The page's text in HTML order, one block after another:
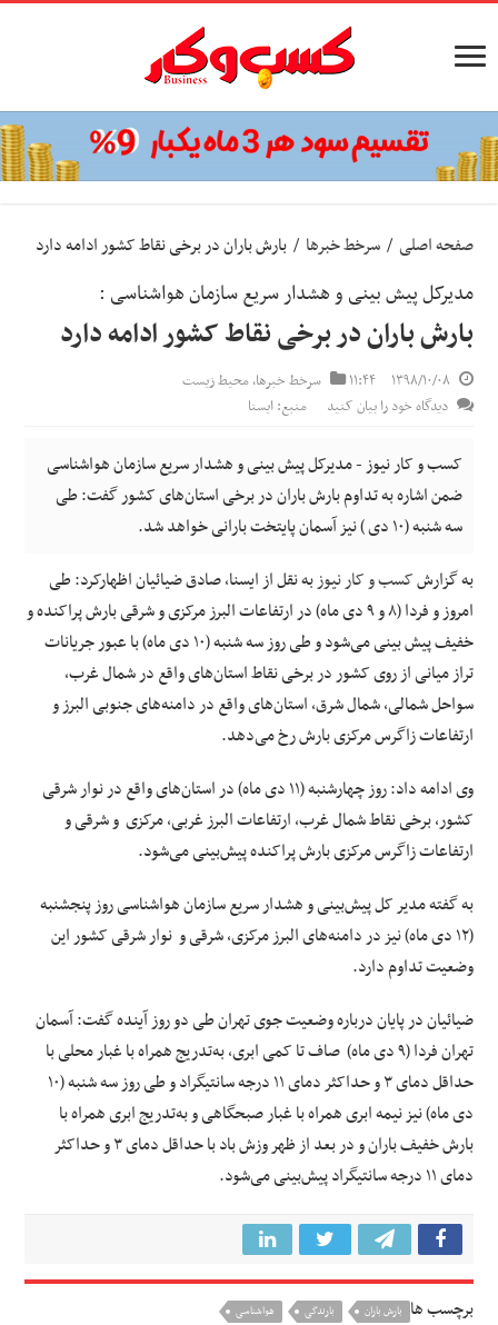
صفحه اصلی / سرخط خبرها / بارش باران در برخی نقاط کشور ادامه دارد
مدیرکل پیش بینی و هشدار سریع سازمان هواشناسی :
بارش باران در برخی نقاط کشور ادامه دارد
۱۳۹۸/۱۰/۰۸ ۱۱:۴۴ سرخط خبرها,محیط زیست
دیدگاه خود را بیان کنید
منبع: ایسنا
کسب و کار نیوز - مدیرکل پیش بینی و هشدار سریع سازمان هواشناسی
ضمن اشاره به تداوم بارش باران در برخی استان‌های کشور گفت: طی
سه شنبه (۱۰ دی ) نیز آسمان پایتخت بارانی خواهد شد.
به گزارشکسب و کار نیوزبه نقل از ایسنا، صادق ضیائیان اظهارکرد: طی
امروز و فردا (۸ و ۹ دی ماه) در ارتفاعات البرز مرکزی و شرقی بارش پراکنده و
خفیف پیش بینی می‌شود و طی روز سه شنبه (۱۰ دی ماه) با عبور جریانات
تراز میانی از روی کشور در برخی نقاط استان‌های واقع در شمال غرب،
سواحل شمالی، شمال شرق، استان‌های واقع در دامنه‌های جنوبی البرز و
ارتفاعات زاگرس مرکزی بارش رخ می‌دهد.
وی ادامه داد: روز چهارشنبه (۱۱ دی ماه) در استان‌های واقع در نوار شرقی
کشور، برخی نقاط شمال غرب، ارتفاعات البرز غربی، مرکزی و شرقی و
ارتفاعات زاگرس مرکزی بارش پراکنده پیش‌بینی می‌شود.
به گفته مدیر کل پیش‌بینی و هشدار سریع سازمان هواشناسی روز پنجشنبه
(۱۲ دی ماه) نیز در دامنه‌های البرز مرکزی، شرقی و نوار شرقی کشور این
وضعیت تداوم دارد.
ضیائیان در پایان درباره وضعیت جوی تهران طی دو روز آینده گفت: آسمان
تهران فردا (۹ دی ماه) صاف تا کمی ابری، به‌تدریج همراه با غبار محلی با
حداقل دمای ۳ و حداکثر دمای ۱۱ درجه سانتیگراد و طی روز سه شنبه (۱۰
دی ماه) نیز نیمه ابری همراه با غبار صبحگاهی و به‌تدریج ابری همراه با
بارش خفیف باران و در بعد از ظهر وزش باد با حداقل دمای ۳ و حداکثر
دمای ۱۱ درجه سانتیگراد پیش‌بینی می‌شود.
برچسب ها بارش باران بارندگی هواشناسی